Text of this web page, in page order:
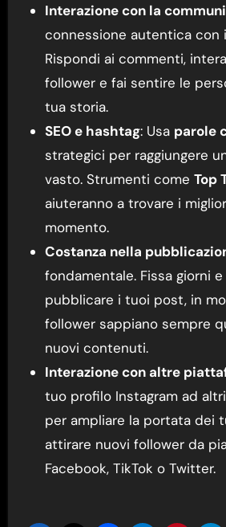
Interazione con la
connessione autentica con
Rispondi ai commenti,
follower e fai sentire le
tua storia.
SEO e hashtag: Usa parole
strategici per raggiungere
vasto. Strumenti come Top
aiuteranno a trovare i
momento.
Costanza nella
fondamentale. Fissa giorni
pubblicare i tuoi post, in
follower sappiano sempre
nuovi contenuti.
Interazione con altre
tuo profilo Instagram ad
per ampliare la portata dei
attirare nuovi follower da
Facebook, TikTok o Twitter.